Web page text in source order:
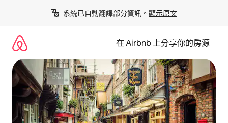
系統已自動翻譯部分資訊。 顯示原文
在 Airbnb 上分享你的房源